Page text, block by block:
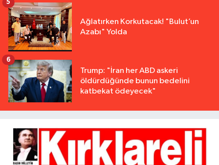
Ağlatırken Korkutacak! "Bulut’un
Azabı" Yolda
5
Trump: "İran her ABD askeri
öldürdüğünde bunun bedelini
katbekat ödeyecek"
6